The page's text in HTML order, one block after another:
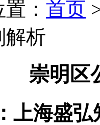
： 首页
解析
崇明区
上海盛弘